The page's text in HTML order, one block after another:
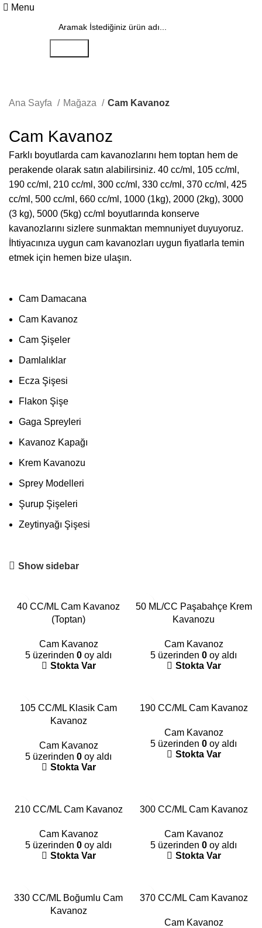
Menu
Ana Sayfa Mağaza Cam Kavanoz
Cam Kavanoz
Farklı boyutlarda cam kavanozlarını hem toptan hem de
perakende olarak satın alabilirsiniz. 40 cc/ml, 105 cc/ml,
190 cc/ml, 210 cc/ml, 300 cc/ml, 330 cc/ml, 370 cc/ml, 425
cc/ml, 500 cc/ml, 660 cc/ml, 1000 (1kg), 2000 (2kg), 3000
(3 kg), 5000 (5kg) cc/ml boyutlarında konserve
kavanozlarını sizlere sunmaktan memnuniyet duyuyoruz.
İhtiyacınıza uygun cam kavanozları uygun fiyatlarla temin
etmek için hemen bize ulaşın.
Cam Damacana
Cam Kavanoz
Cam Şişeler
Damlalıklar
Ecza Şişesi
Flakon Şişe
Gaga Spreyleri
Kavanoz Kapağı
Krem Kavanozu
Sprey Modelleri
Şurup Şişeleri
Zeytinyağı Şişesi
Show sidebar
40 CC/ML Cam Kavanoz
(Toptan)
Cam Kavanoz
5 üzerinden 0 oy aldı
Stokta Var
50 ML/CC Paşabahçe Krem
Kavanozu
Cam Kavanoz
5 üzerinden 0 oy aldı
Stokta Var
105 CC/ML Klasik Cam
Kavanoz
Cam Kavanoz
5 üzerinden 0 oy aldı
Stokta Var
190 CC/ML Cam Kavanoz
Cam Kavanoz
5 üzerinden 0 oy aldı
Stokta Var
210 CC/ML Cam Kavanoz
Cam Kavanoz
5 üzerinden 0 oy aldı
Stokta Var
300 CC/ML Cam Kavanoz
Cam Kavanoz
5 üzerinden 0 oy aldı
Stokta Var
330 CC/ML Boğumlu Cam
Kavanoz
370 CC/ML Cam Kavanoz
Cam Kavanoz